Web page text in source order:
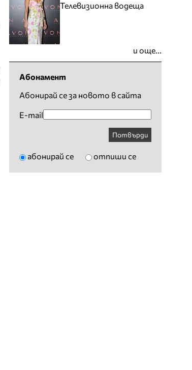
Телевизионна водеща
и още...
Абонамент
Абонирай се за новото в сайта
E-mail
Потвърди
абонирай се отпиши се